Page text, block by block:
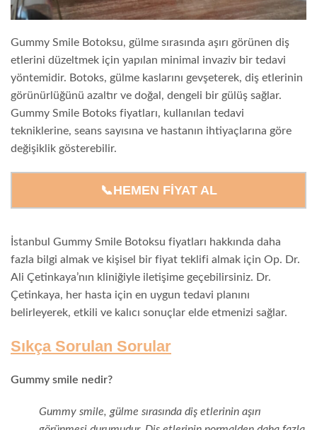
Gummy Smile Botoksu, gülme sırasında aşırı görünen diş
etlerini düzeltmek için yapılan minimal invaziv bir tedavi
yöntemidir. Botoks, gülme kaslarını gevşeterek, diş etlerinin
görünürlüğünü azaltır ve doğal, dengeli bir gülüş sağlar.
Gummy Smile Botoks fiyatları, kullanılan tedavi
tekniklerine, seans sayısına ve hastanın ihtiyaçlarına göre
değişiklik gösterebilir.
📞HEMEN FIYAT AL
İstanbul Gummy Smile Botoksu fiyatları hakkında daha
fazla bilgi almak ve kişisel bir fiyat teklifi almak için Op. Dr.
Ali Çetinkaya’nın kliniğiyle iletişime geçebilirsiniz. Dr.
Çetinkaya, her hasta için en uygun tedavi planını
belirleyerek, etkili ve kalıcı sonuçlar elde etmenizi sağlar.
Sıkça Sorulan Sorular
Gummy smile nedir?
Gummy smile, gülme sırasında diş etlerinin aşırı